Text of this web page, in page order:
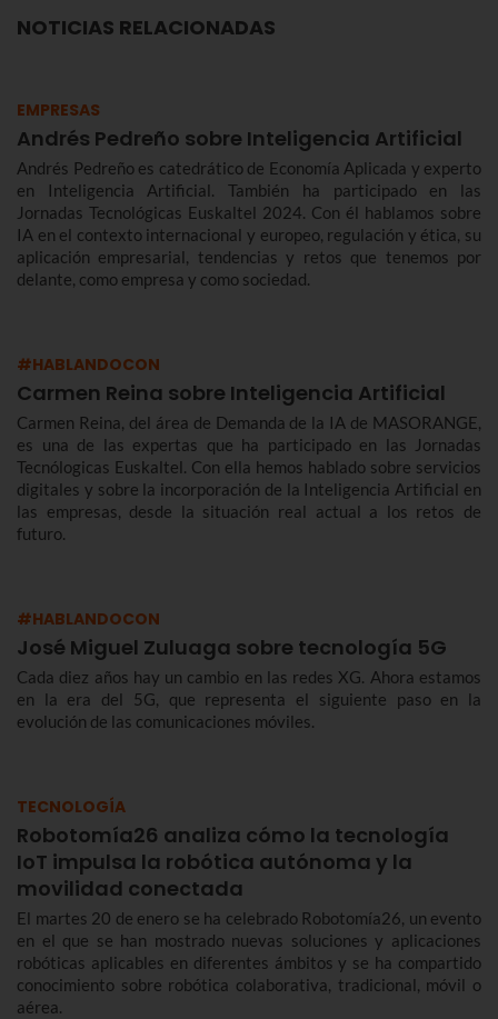
NOTICIAS RELACIONADAS
EMPRESAS
Andrés Pedreño sobre Inteligencia Artificial
Andrés Pedreño es catedrático de Economía Aplicada y experto
en Inteligencia Artificial. También ha participado en las
Jornadas Tecnológicas Euskaltel 2024. Con él hablamos sobre
IA en el contexto internacional y europeo, regulación y ética, su
aplicación empresarial, tendencias y retos que tenemos por
delante, como empresa y como sociedad.
#HABLANDOCON
Carmen Reina sobre Inteligencia Artificial
Carmen Reina, del área de Demanda de la IA de MASORANGE,
es una de las expertas que ha participado en las Jornadas
Tecnólogicas Euskaltel. Con ella hemos hablado sobre servicios
digitales y sobre la incorporación de la Inteligencia Artificial en
las empresas, desde la situación real actual a los retos de
futuro.
#HABLANDOCON
José Miguel Zuluaga sobre tecnología 5G
Cada diez años hay un cambio en las redes XG. Ahora estamos
en la era del 5G, que representa el siguiente paso en la
evolución de las comunicaciones móviles.
TECNOLOGÍA
Robotomía26 analiza cómo la tecnología
IoT impulsa la robótica autónoma y la
movilidad conectada
El martes 20 de enero se ha celebrado Robotomía26, un evento
en el que se han mostrado nuevas soluciones y aplicaciones
robóticas aplicables en diferentes ámbitos y se ha compartido
conocimiento sobre robótica colaborativa, tradicional, móvil o
aérea.